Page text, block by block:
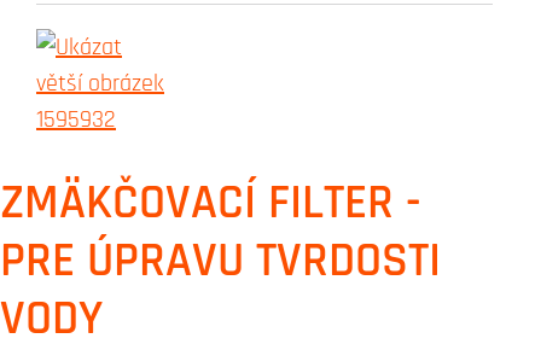
ZMÄKČOVACÍ FILTER -
PRE ÚPRAVU TVRDOSTI
VODY